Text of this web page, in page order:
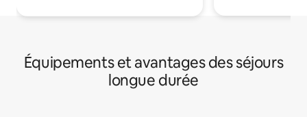
Équipements et avantages des séjours
longue durée